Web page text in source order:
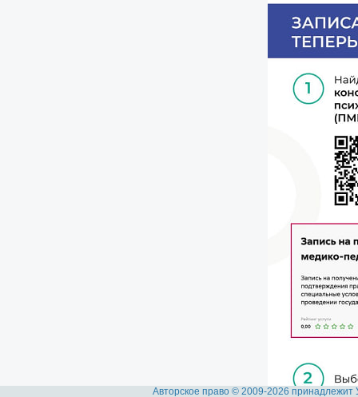
Авторское право © 2009-2026 принадлежит